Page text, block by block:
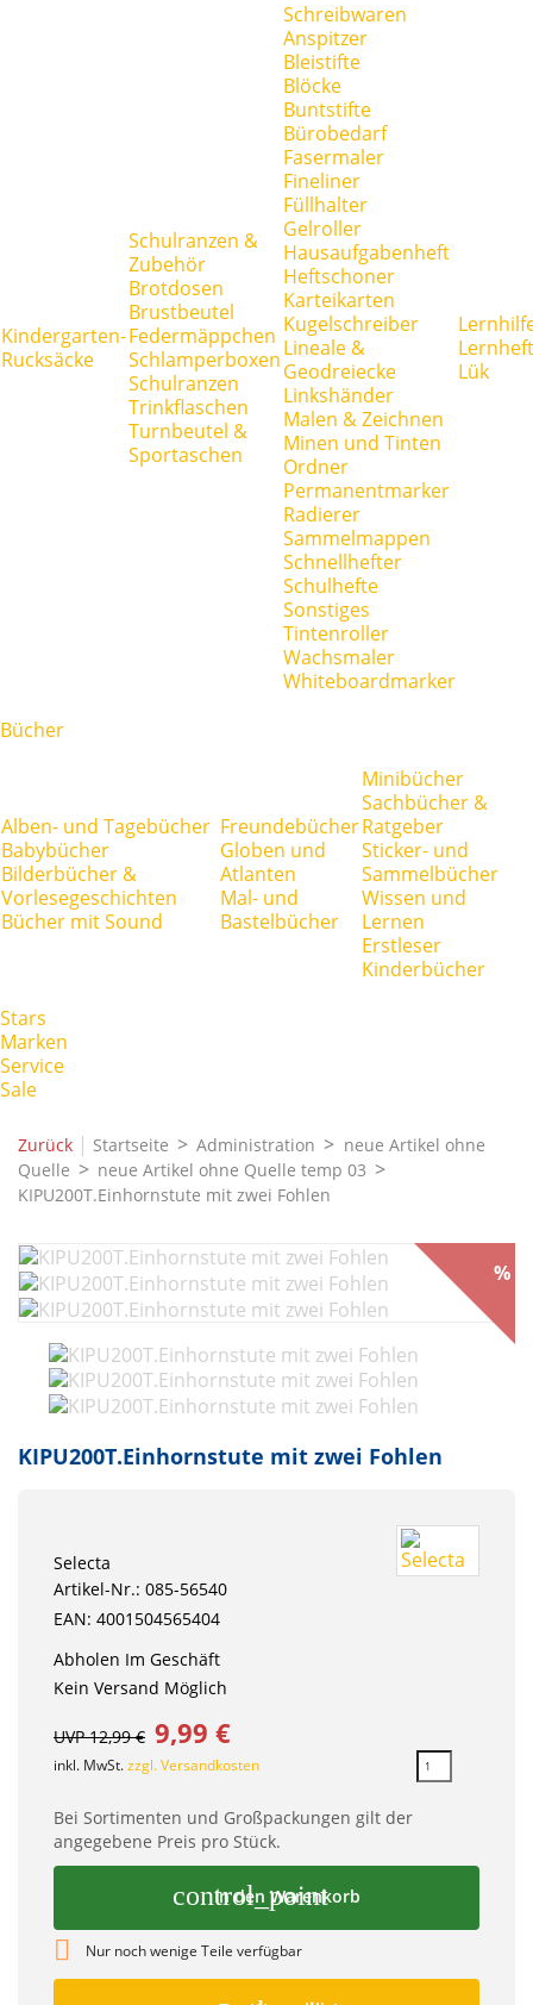
Kindergarten-
Rucksäcke
Schulranzen &
Zubehör
Brotdosen
Brustbeutel
Federmäppchen
Schlamperboxen
Schulranzen
Trinkflaschen
Turnbeutel &
Sportaschen
Schreibwaren
Anspitzer
Bleistifte
Blöcke
Buntstifte
Bürobedarf
Fasermaler
Fineliner
Füllhalter
Gelroller
Hausaufgabenheft
Heftschoner
Karteikarten
Kugelschreiber
Lineale &
Geodreiecke
Linkshänder
Malen & Zeichnen
Minen und Tinten
Ordner
Permanentmarker
Radierer
Sammelmappen
Schnellhefter
Schulhefte
Sonstiges
Tintenroller
Wachsmaler
Whiteboardmarker
Lük
Bücher
Alben- und Tagebücher
Babybücher
Bilderbücher &
Vorlesegeschichten
Bücher mit Sound
Freundebücher
Globen und
Atlanten
Mal- und
Bastelbücher
Minibücher
Sachbücher &
Ratgeber
Sticker- und
Sammelbücher
Wissen und
Lernen
Erstleser
Kinderbücher
Stars
Marken
Service
Sale
Zurück | Startseite Administration
neue Artikel ohne
Quelle
neue Artikel ohne Quelle temp 03
KIPU200T.Einhornstute mit zwei Fohlen
%
KIPU200T.Einhornstute mit zwei Fohlen
Selecta
Artikel-Nr.: 085-56540
EAN: 4001504565404
Abholen Im Geschäft
Kein Versand Möglich
UVP 12,99 € 9,99 €
inkl. MwSt.zzgl. Versandkosten
Bei Sortimenten und Großpackungen gilt der
angegebene Preis pro Stück.
control_point
In den Warenkorb
 Nur noch wenige Teile verfügbar